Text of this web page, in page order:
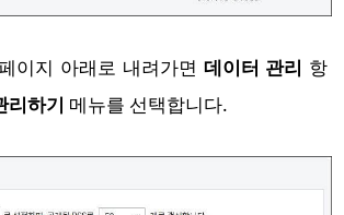
이지 아래로 내려가면 데이터 관리 항
리하기 메뉴를 선택합니다.